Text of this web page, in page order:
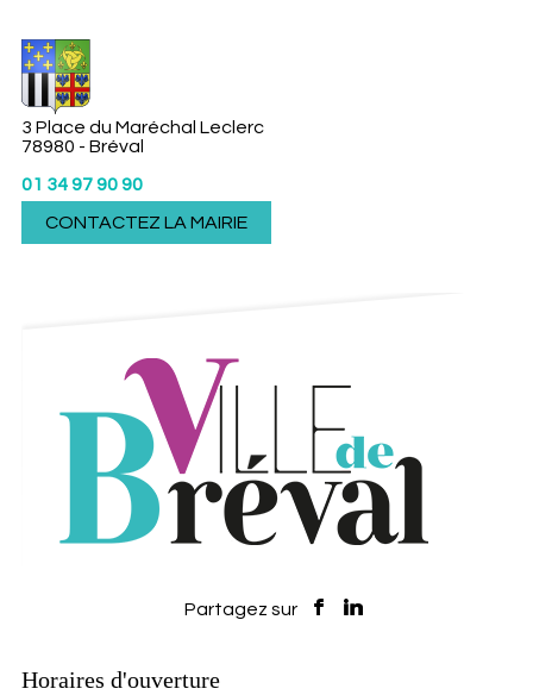
3 Place du Maréchal Leclerc
78980 - Bréval
01 34 97 90 90
CONTACTEZ LA MAIRIE
Horaires d'ouverture